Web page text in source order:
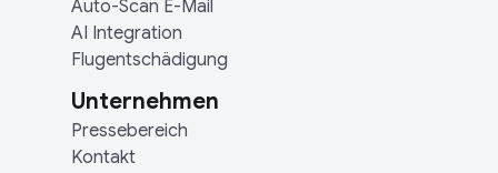
Auto-Scan E-Mail
AI Integration
Flugentschädigung
Unternehmen
Pressebereich
Kontakt